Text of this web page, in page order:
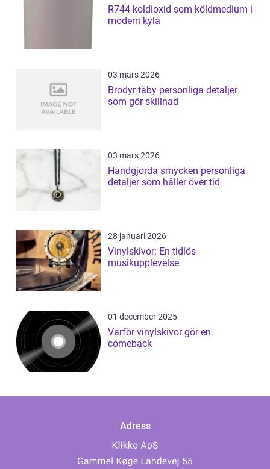
R744 koldioxid som köldmedium i
modern kyla
03 mars 2026
Brodyr täby personliga detaljer
som gör skillnad
03 mars 2026
Handgjorda smycken personliga
detaljer som håller över tid
28 januari 2026
Vinylskivor: En tidlös
musikupplevelse
01 december 2025
Varför vinylskivor gör en
comeback
Adress